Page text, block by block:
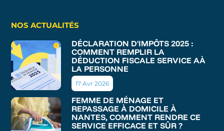
NOS ACTUALITÉS
DÉCLARATION D'IMPÔTS 2025 :
COMMENT REMPLIR LA
DÉDUCTION FISCALE SERVICE AÀ
LA PERSONNE
17 Avr 2026
FEMME DE MÉNAGE ET
REPASSAGE À DOMICILE À
NANTES, COMMENT RENDRE CE
SERVICE EFFICACE ET SÛR ?